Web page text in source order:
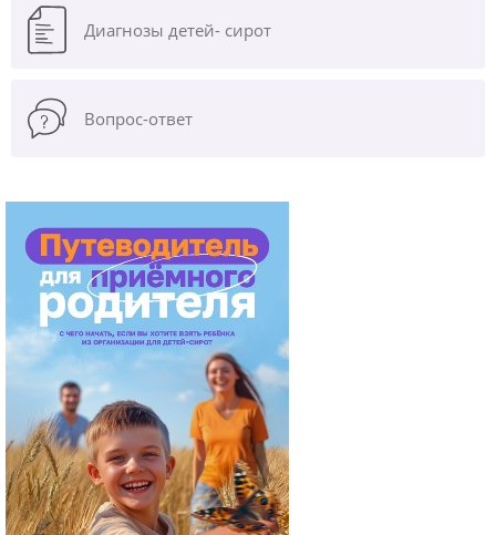
Диагнозы детей- сирот
Вопрос-ответ